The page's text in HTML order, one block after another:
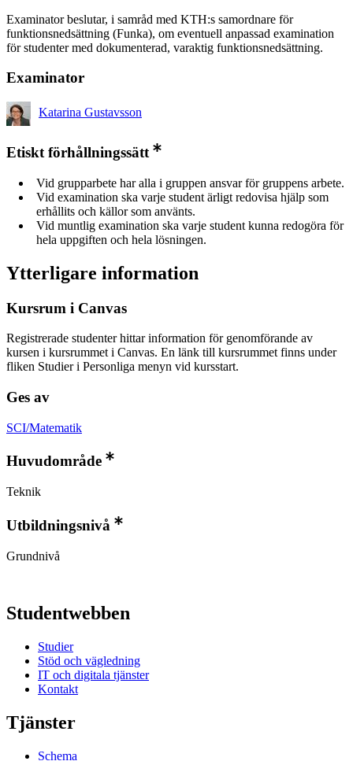
Examinator beslutar, i samråd med KTH:s samordnare för
funktionsnedsättning (Funka), om eventuell anpassad examination
för studenter med dokumenterad, varaktig funktionsnedsättning.
Examinator
Katarina Gustavsson
Etiskt förhållningssätt
Vid grupparbete har alla i gruppen ansvar för gruppens arbete.
Vid examination ska varje student ärligt redovisa hjälp som
erhållits och källor som använts.
Vid muntlig examination ska varje student kunna redogöra för
hela uppgiften och hela lösningen.
Ytterligare information
Kursrum i Canvas
Registrerade studenter hittar information för genomförande av
kursen i kursrummet i Canvas. En länk till kursrummet finns under
fliken Studier i Personliga menyn vid kursstart.
Ges av
SCI/Matematik
Huvudområde
Teknik
Utbildningsnivå
Grundnivå
Studentwebben
Studier
Stöd och vägledning
IT och digitala tjänster
Kontakt
Tjänster
Schema